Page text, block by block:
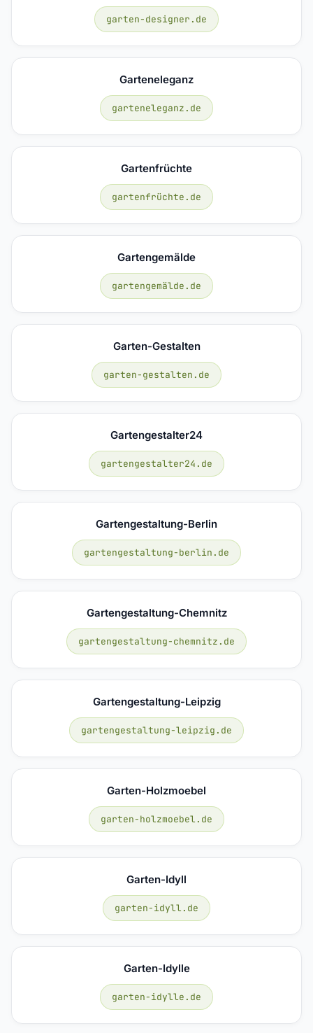
garten-designer.de
Garteneleganz
garteneleganz.de
Gartenfrüchte
gartenfrüchte.de
Gartengemälde
gartengemälde.de
Garten-Gestalten
garten-gestalten.de
Gartengestalter24
gartengestalter24.de
Gartengestaltung-Berlin
gartengestaltung-berlin.de
Gartengestaltung-Chemnitz
gartengestaltung-chemnitz.de
Gartengestaltung-Leipzig
gartengestaltung-leipzig.de
Garten-Holzmoebel
garten-holzmoebel.de
Garten-Idyll
garten-idyll.de
Garten-Idylle
garten-idylle.de